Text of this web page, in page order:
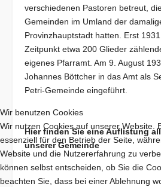
verschiedenen Pastoren betreut,
Gemeinden im Umland der
Provinzhauptstadt hatten. Erst
Zeitpunkt etwa 200 Glieder
eigenes Pfarramt. Am 9. August
Johannes Böttcher in das Amt als
Petri-Gemeinde eingeführt.
Hier finden Sie eine Auflistung
unserer Gemeinde
Wir benutzen Cookies
Wir nutzen Cookies auf unserer Website.
essenziell für den Betrieb der Seite,
Website und die Nutzererfahrung zu
können selbst entscheiden, ob Sie die
beachten Sie, dass bei einer Ablehnung